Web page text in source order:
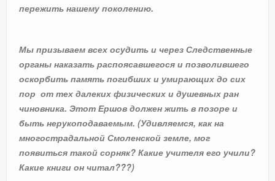
пережить нашему поколению.
Мы призываем всех осудить и через Следственные
органы наказать распоясавшегося и позволившего
оскорбить память погибших и умирающих до сих
пор от тех далеких физических и душевных ран
чиновника. Этот Ершов должен жить в позоре и
быть нерукоподаваемым. (Удивляемся, как на
многострадальной Смоленской земле, мог
появиться такой сорняк? Какие учителя его учили?
Какие книги он читал???)